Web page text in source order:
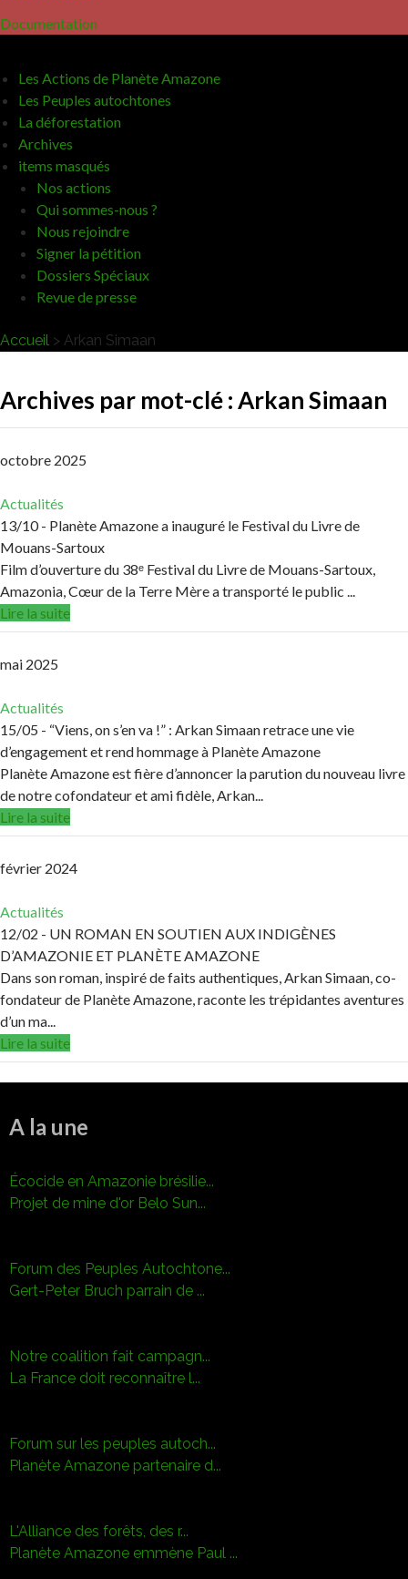
Documentation
Les Actions de Planète Amazone
Les Peuples autochtones
La déforestation
Archives
items masqués
Nos actions
Qui sommes-nous ?
Nous rejoindre
Signer la pétition
Dossiers Spéciaux
Revue de presse
Accueil > Arkan Simaan
Archives par mot-clé : Arkan Simaan
octobre 2025
Actualités
13/10- Planète Amazone a inauguré le Festival du Livre de
Mouans-Sartoux
Film d’ouverture du 38ᵉ Festival du Livre de Mouans-Sartoux,
Amazonia, Cœur de la Terre Mère a transporté le public ...
Lire la suite
mai 2025
Actualités
15/05 - “Viens, on s’en va !” : Arkan Simaan retrace une vie
d’engagement et rend hommage à Planète Amazone
Planète Amazone est fière d’annoncer la parution du nouveau livre
de notre cofondateur et ami fidèle, Arkan...
Lire la suite
février 2024
Actualités
12/02 - UN ROMAN EN SOUTIEN AUX INDIGÈNES
D’AMAZONIE ET PLANÈTE AMAZONE
Dans son roman, inspiré de faits authentiques, Arkan Simaan, co-
fondateur de Planète Amazone, raconte les trépidantes aventures
d’un ma...
Lire la suite
A la une
Écocide en Amazonie brésilie...
Projet de mine d'or Belo Sun...
Forum des Peuples Autochtone...
Gert-Peter Bruch parrain de ...
Notre coalition fait campagn...
La France doit reconnaître l...
Forum sur les peuples autoch...
Planète Amazone partenaire d...
L'Alliance des forêts, des r...
Planète Amazone emmène Paul ...